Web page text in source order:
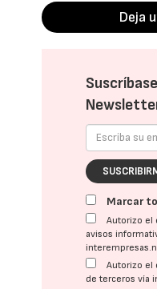
Deja
Marcar
Autorizo el
avisos
Autorizo el
de terceros vía